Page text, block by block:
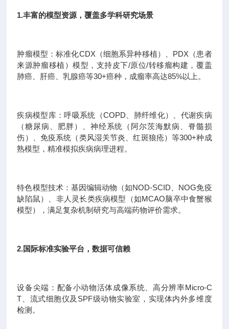
1.丰富的模型资源，覆盖多学科研究场景
肿瘤模型：标准化CDX（细胞系异种移植）、PDX（患者
来源肿瘤移植）模型，支持皮下/原位/转移瘤构建，覆盖
肺癌、肝癌、乳腺癌等30+癌种，成瘤率高达85%以上。
疾病模型库：呼吸系统（COPD、肺纤维化）、代谢疾病
（糖尿病、肥胖）、神经系统（阿尔茨海默病、脊髓损
伤）、免疫系统（类风湿关节炎、红斑狼疮）等300+种成
熟模型，精准模拟疾病病理进程。
特色模型技术：基因编辑动物（如NOD-SCID、NOG免疫
缺陷鼠）、非人灵长类疾病模型（如MCAO脑卒中食蟹猴
模型），满足复杂机制研究与高端药物评价需求。
2.国际标准实验平台，数据可信赖
设备尖端：配备小动物活体成像系统、高分辨率Micro-C
T、流式细胞仪及SPF级动物实验室，实现体内外多维度
检测。